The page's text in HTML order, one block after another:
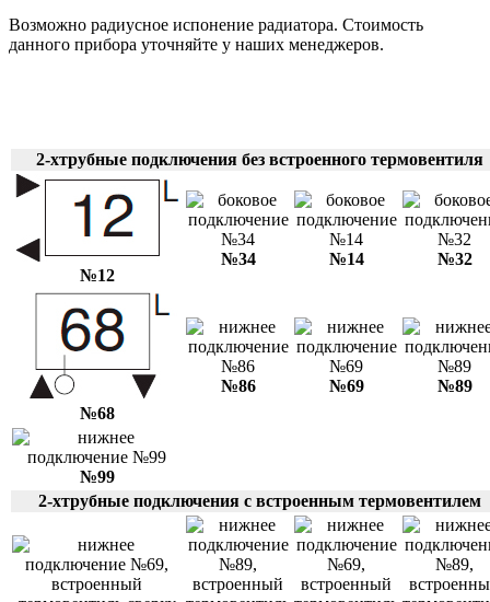
Возможно радиусное испонение радиатора. Стоимость
данного прибора уточняйте у наших менеджеров.
2-хтрубные подключения без встроенного термовентиля
№12
№34 №14 №32
№68
№86 №69 №89
№99
2-хтрубные подключения с встроенным термовентилем